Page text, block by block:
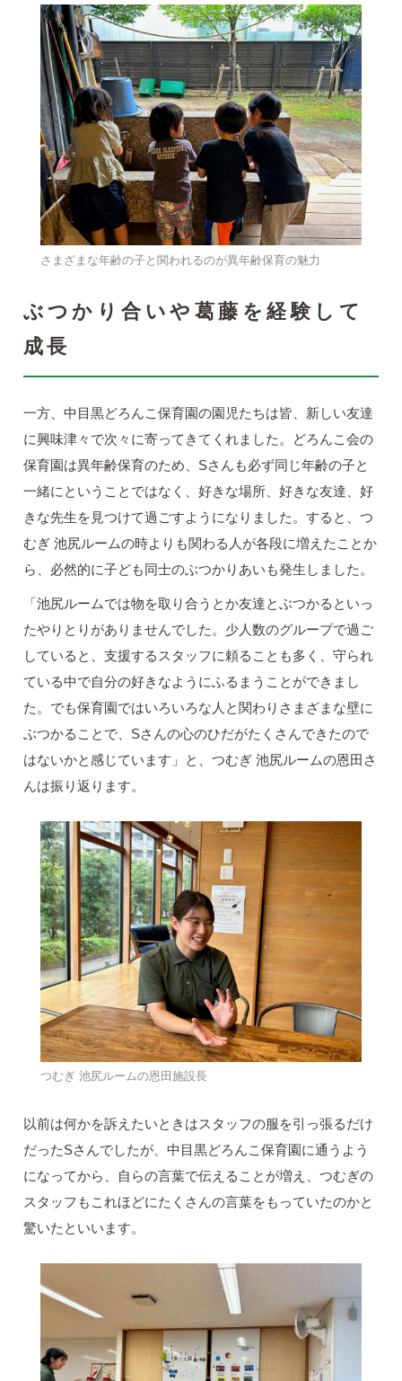
さまざまな年齢の子と関われるのが異年齢保育の魅力
ぶつかり合いや葛藤を経験して
成長
一方、中目黒どろんこ保育園の園児たちは皆、新しい友達
に興味津々で次々に寄ってきてくれました。どろんこ会の
保育園は異年齢保育のため、Sさんも必ず同じ年齢の子と
一緒にということではなく、好きな場所、好きな友達、好
きな先生を見つけて過ごすようになりました。すると、つ
むぎ 池尻ルームの時よりも関わる人が各段に増えたことか
ら、必然的に子ども同士のぶつかりあいも発生しました。
「池尻ルームでは物を取り合うとか友達とぶつかるといっ
たやりとりがありませんでした。少人数のグループで過ご
していると、支援するスタッフに頼ることも多く、守られ
ている中で自分の好きなようにふるまうことができまし
た。でも保育園ではいろいろな人と関わりさまざまな壁に
ぶつかることで、Sさんの心のひだがたくさんできたので
はないかと感じています」と、つむぎ 池尻ルームの恩田さ
んは振り返ります。
つむぎ 池尻ルームの恩田施設長
以前は何かを訴えたいときはスタッフの服を引っ張るだけ
だったSさんでしたが、中目黒どろんこ保育園に通うよう
になってから、自らの言葉で伝えることが増え、つむぎの
スタッフもこれほどにたくさんの言葉をもっていたのかと
驚いたといいます。